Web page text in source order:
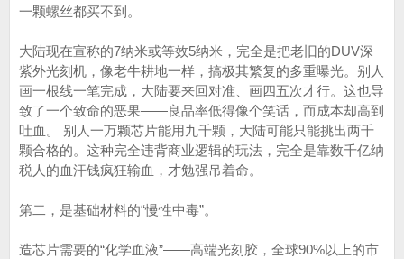
一颗螺丝都买不到。
大陆现在宣称的7纳米或等效5纳米，完全是把老旧的DUV深
紫外光刻机，像老牛耕地一样，搞极其繁复的多重曝光。别人
画一根线一笔完成，大陆要来回对准、画四五次才行。这也导
致了一个致命的恶果——良品率低得像个笑话，而成本却高到
吐血。 别人一万颗芯片能用九千颗，大陆可能只能挑出两千
颗合格的。这种完全违背商业逻辑的玩法，完全是靠数千亿纳
税人的血汗钱疯狂输血，才勉强吊着命。
第二，是基础材料的“慢性中毒”。
造芯片需要的“化学血液”——高端光刻胶，全球90%以上的市